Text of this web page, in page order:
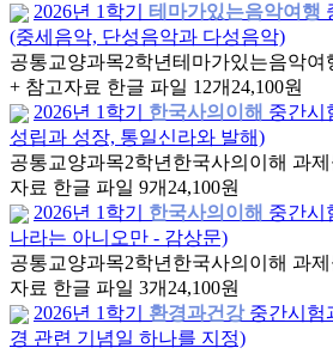
2026년 1학기
테마가있는음악여행
(중세음악, 단성음악과 다성음악)
공통교양과목2학년테마가있는음악여
+ 참고자료 한글 파일 12개 24,100원
2026년 1학기
한국사의이해 중간시
성립과 성장, 통일신라와 발해)
공통교양과목2학년 한국사의이해 과
자료 한글 파일 9개 24,100원
2026년 1학기
한국사의이해 중간시
나라는 아니오만 - 감상문)
공통교양과목2학년 한국사의이해 과
자료 한글 파일 3개 24,100원
2026년 1학기
환경과건강 중간시험
경 관련 기념일 하나를 지정)